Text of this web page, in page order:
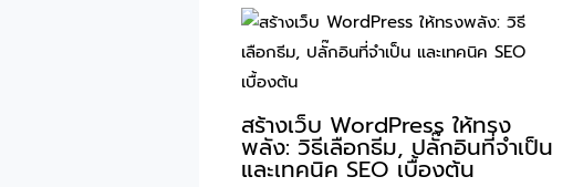
สร้างเว็บ WordPress ให้ทรง
พลัง: วิธีเลือกธีม, ปลั๊กอินที่จำเป็น
และเทคนิค SEO เบื้องต้น